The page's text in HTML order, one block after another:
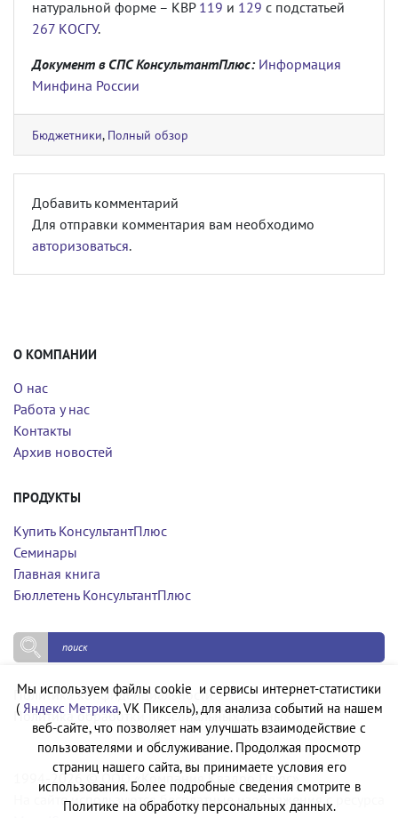
натуральной форме – КВР 119 и 129 с подстатьей
267 КОСГУ.
Документ в СПС КонсультантПлюс: Информация
Минфина России
Бюджетники, Полный обзор
Добавить комментарий
Для отправки комментария вам необходимо
авторизоваться.
О КОМПАНИИ
О нас
Работа у нас
Контакты
Архив новостей
ПРОДУКТЫ
Купить КонсультантПлюс
Семинары
Главная книга
Бюллетень КонсультантПлюс
Политика конфиденциальности
Политика обработки персональных данных
1994-2026 © ООО «Компания Квадро Плюс»
На сайте используются бесплатные изображения с ресурса
Мы используем файлы cookie и сервисы интернет-статистики
( Яндекс Метрика, VK Пиксель), для анализа событий на нашем
веб-сайте, что позволяет нам улучшать взаимодействие с
пользователями и обслуживание. Продолжая просмотр
страниц нашего сайта, вы принимаете условия его
использования. Более подробные сведения смотрите в
Политике на обработку персональных данных.